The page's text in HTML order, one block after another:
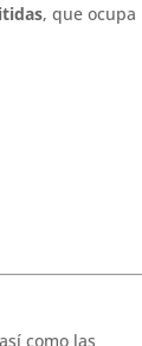
, que ocupa
como las